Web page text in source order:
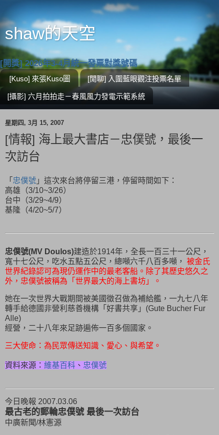
shaw的天空
[開獎] 2026年3-4月統一發票對獎號碼
[Kuso] 來張Kuso圖 [閒聊] 入圍藍眼觀注投票名單
[攝影] 六月拍拍走－春風風力發電示範系統
星期四, 3月 15, 2007
[情報] 海上最大書店－忠僕號，最後一
次訪台
「 忠僕號 」這次來台將停留三港，停留時間如下：
高雄（3/10~3/26）
台中（3/29~4/9）
基隆（4/20~5/7）
忠僕號(MV Doulos)建造於1914年 ，全長一百三十一公尺，
寬十七公尺，吃水五點五公尺，總噸六千八百多噸， 被金氏
世界紀錄認可為現仍運作中的最老客船 。除了其歷史悠久之
外，忠僕號被稱為「世界最大的海上書坊」。
她在一次世界大戰期間被美國徵召做為補給艦，一九七八年
轉手給德國非營利慈善機構「好書共享」(Gute Bucher Fur
Alle)
經營，二十八年來足跡遍佈一百多個國家。
三大使命：為民眾傳送知識、愛心、與希望。
資料來源： 維基百科 、 忠僕號
今日晚報 2007.03.06
最古老的郵輪忠僕號 最後一次訪台
中廣新聞/林憲源